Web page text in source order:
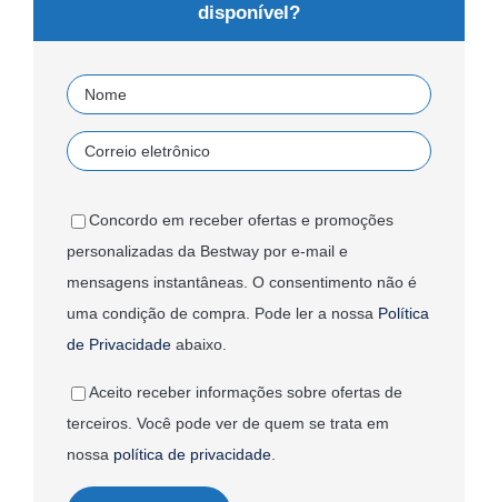
disponível?
Concordo em receber ofertas e promoções
personalizadas da Bestway por e-mail e
mensagens instantâneas. O consentimento não é
uma condição de compra. Pode ler a nossa Política
de Privacidadeabaixo.
Aceito receber informações sobre ofertas de
terceiros. Você pode ver de quem se trata em
nossa política de privacidade.